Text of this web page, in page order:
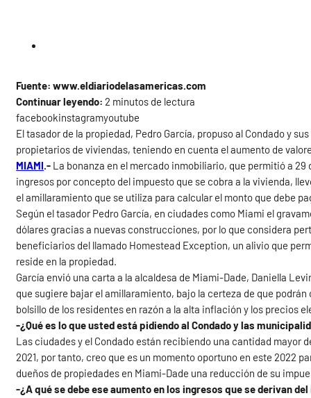
Fuente: www.eldiariodelasamericas.com
Continuar leyendo: 2 minutos de lectura
facebookinstagramyoutube
El tasador de la propiedad, Pedro García, propuso al Condado y
propietarios de viviendas, teniendo en cuenta el aumento de
MIAMI.- La bonanza en el mercado inmobiliario, que permitió a 29
ingresos por concepto del impuesto que se cobra a la vivienda,
el amillaramiento que se utiliza para calcular el monto que debe
Según el tasador Pedro García, en ciudades como Miami el
dólares gracias a nuevas construcciones, por lo que considera
beneficiarios del llamado Homestead Exception, un alivio que
reside en la propiedad.
García envió una carta a la alcaldesa de Miami-Dade, Daniella
que sugiere bajar el amillaramiento, bajo la certeza de que
bolsillo de los residentes en razón a la alta inflación y los precios
-¿Qué es lo que usted está pidiendo al Condado y las
Las ciudades y el Condado están recibiendo una cantidad mayor
2021, por tanto, creo que es un momento oportuno en este 2022
dueños de propiedades en Miami-Dade una reducción de su
-¿A qué se debe ese aumento en los ingresos que se derivan